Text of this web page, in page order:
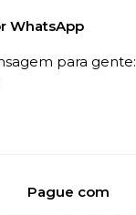
WhatsApp
para gente:
Pague com